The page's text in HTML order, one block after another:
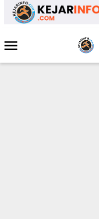
Loncat
Mobile